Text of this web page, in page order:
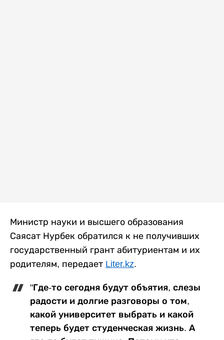
Министр науки и высшего образования
Саясат Нурбек обратился к не получивших
государственный грант абитуриентам и их
родителям, передает Liter.kz.
"Где-то сегодня будут объятия, слезы
радости и долгие разговоры о том,
какой университет выбрать и какой
теперь будет студенческая жизнь. А